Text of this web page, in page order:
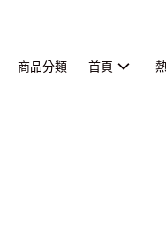
商品分類 首頁